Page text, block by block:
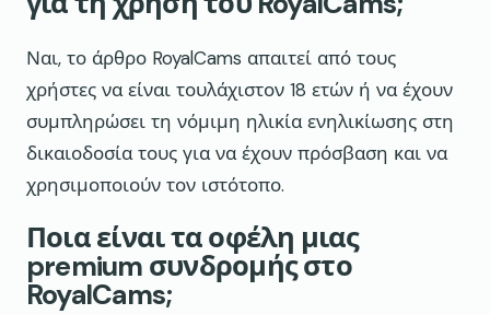
Ναι, το άρθρο RoyalCams απαιτεί από τους
χρήστες να είναι τουλάχιστον 18 ετών ή να έχουν
συμπληρώσει τη νόμιμη ηλικία ενηλικίωσης στη
δικαιοδοσία τους για να έχουν πρόσβαση και να
χρησιμοποιούν τον ιστότοπο.
Ποια είναι τα οφέλη μιας
premium συνδρομής στο
RoyalCams;